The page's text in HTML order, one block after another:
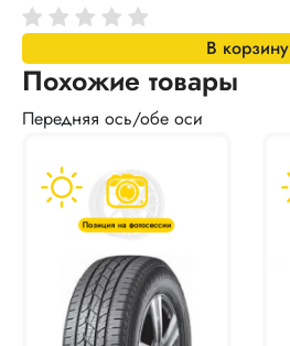
В корзину
Похожие товары
Передняя ось/обе оси